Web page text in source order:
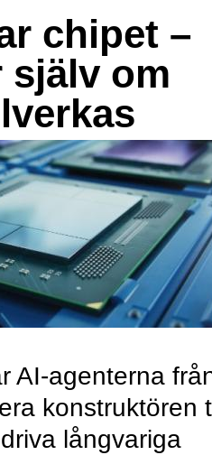
chipet –
själv om
AI-agenterna
konstruktören
långvariga